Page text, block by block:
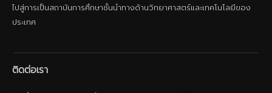
ไปสู่การเป็นสถาบันการศึกษาชั้นนําทางด้านวิทยาศาสตร์และเทคโนโลยีของ
ประเทศ
ติดต่อเรา